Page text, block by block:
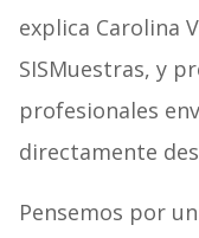
explica Carolina
SISMuestras, y
profesionales
directamente
Pensemos por